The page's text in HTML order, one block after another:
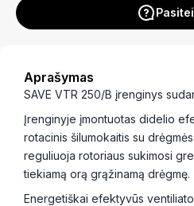
Aprašymas
SAVE VTR 250/B įrenginys
Įrenginyje įmontuotas didelio
rotacinis šilumokaitis su
reguliuoja rotoriaus sukimosi
tiekiamą orą grąžinamą drėgmę.
Energetiškai efektyvūs